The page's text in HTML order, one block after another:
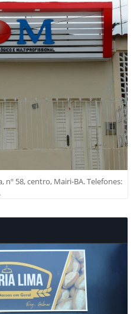
nº 58, centro, Mairi-BA. Telefones: